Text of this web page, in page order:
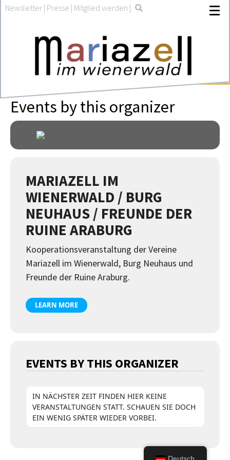
Newsletter | Presse | Mitglied werden |
Events by this organizer
MARIAZELL IM
WIENERWALD / BURG
NEUHAUS / FREUNDE DER
RUINE ARABURG
Kooperationsveranstaltung der Vereine
Mariazell im Wienerwald, Burg Neuhaus und
Freunde der Ruine Araburg.
LEARN MORE
EVENTS BY THIS ORGANIZER
IN NÄCHSTER ZEIT FINDEN HIER KEINE
VERANSTALTUNGEN STATT. SCHAUEN SIE DOCH
EIN WENIG SPÄTER WIEDER VORBEI.